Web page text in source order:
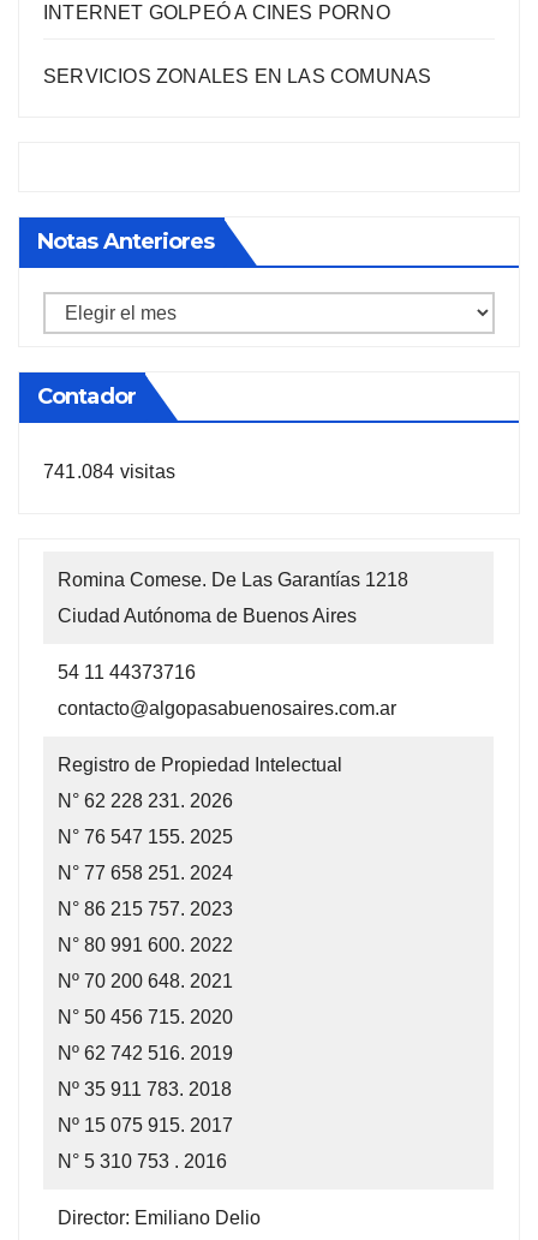
INTERNET GOLPEÓ A CINES PORNO
SERVICIOS ZONALES EN LAS COMUNAS
Notas Anteriores
Notas
Contador
741.084 visitas
Romina Comese. De Las Garantías 1218
Ciudad Autónoma de Buenos Aires
54 11 44373716
contacto@algopasabuenosaires.com.ar
Registro de Propiedad Intelectual
N° 62 228 231. 2026
N° 76 547 155. 2025
N° 77 658 251. 2024
N° 86 215 757. 2023
N° 80 991 600. 2022
Nº 70 200 648. 2021
N° 50 456 715. 2020
Nº 62 742 516. 2019
Nº 35 911 783. 2018
Nº 15 075 915. 2017
N° 5 310 753 . 2016
Director: Emiliano Delio